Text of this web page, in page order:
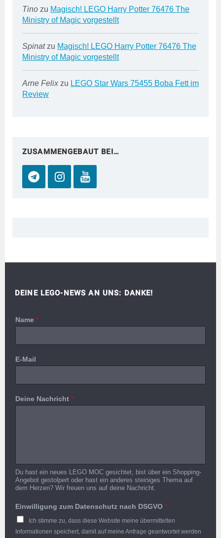
Tino zu Magisch! LEGO Harry Potter 76476 The
Ministry of Magic vorgestellt
Spinatzu Magisch! LEGO Harry Potter 76476 The
Ministry of Magic vorgestellt
Arne Felix zu LEGO Star Wars 75455 Boba Fett im
Review
ZUSAMMENGEBAUT BEI…
DEINE LEGO-NEWS AN UNS: DANKE!
Name *
E-Mail
Deine Nachricht *
Du hast ein neues LEGO MOC gesichtet, bist über ein Shopping-
Angebot gestolpert oder hast ein anderes steiniges Thema auf
dem Herzen? Wir freuen uns auf deine Nachricht.
Einwilligung zum Datenschutz nach DSGVO *
Ich stimme zu, dass diese Website meine übermittelten
Informationen speichert, damit auf meine Anfrage geantwortet werden